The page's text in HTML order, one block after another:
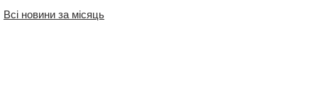
Всі новини за місяць